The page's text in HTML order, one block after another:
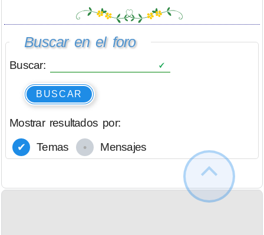
Buscar en el foro
Buscar:
BUSCAR
Mostrar resultados por:
Temas
Mensajes